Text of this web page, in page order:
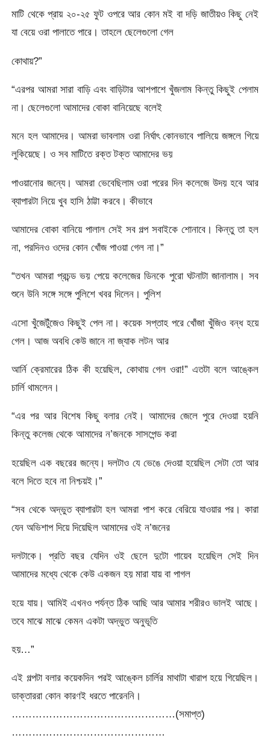
মাটি থেকে প্রায় ২০-২৫ ফুট ওপরে আর কোন মই বা দড়ি জাতীয়ও কিছু নেই
যা বেয়ে ওরা পালাতে পারে। তাহলে ছেলেগুলো গেল
কোথায়?”
“এরপর আমরা সারা বাড়ি এবং বাড়িটার আশপাশে খুঁজলাম কিন্তু কিছুই পেলাম
না। ছেলেগুলো আমাদের বোকা বানিয়েছে বলেই
মনে হল আমাদের। আমরা ভাবলাম ওরা নির্ঘাৎ কোনভাবে পালিয়ে জঙ্গলে গিয়ে
লুকিয়েছে। ও সব মাটিতে রক্ত টক্ত আমাদের ভয়
পাওয়ানোর জন্যে। আমরা ভেবেছিলাম ওরা পরের দিন কলেজে উদয় হবে আর
ব্যাপারটা নিয়ে খুব হাসি ঠাট্টা করবে। কীভাবে
আমাদের বোকা বানিয়ে পালাল সেই সব গল্প সবাইকে শোনাবে। কিন্তু তা হল
না, পরদিনও ওদের কোন খোঁজ পাওয়া গেল না।”
“তখন আমরা প্রচন্ড ভয় পেয়ে কলেজের ডিনকে পুরো ঘটনাটা জানালাম। সব
শুনে উনি সঙ্গে সঙ্গে পুলিশে খবর দিলেন। পুলিশ
এসো খুঁজেটুঁজেও কিছুই পেল না। কয়েক সপ্তাহ পরে খোঁজা খুঁজিও বন্ধ হয়ে
গেল। আজ অবধি কেউ জানে না জ্যাক লটন আর
আর্নি ক্রেমারের ঠিক কী হয়েছিল, কোথায় গেল ওরা!” এতটা বলে আঙ্কেল
চার্লি থামলেন।
“এর পর আর বিশেষ কিছু বলার নেই। আমাদের জেলে পুরে দেওয়া হয়নি
কিন্তু কলেজ থেকে আমাদের ন’জনকে সাসপেন্ড করা
হয়েছিল এক বছরের জন্যে। দলটাও যে ভেঙে দেওয়া হয়েছিল সেটা তো আর
বলে দিতে হবে না নিশ্চয়ই।”
“সব থেকে অদ্ভুত ব্যাপারটা হল আমরা পাশ করে বেরিয়ে যাওয়ার পর। কারা
যেন অভিশাপ দিয়ে দিয়েছিল আমাদের ওই ন’জনের
দলটাকে। প্রতি বছর যেদিন ওই ছেলে দুটো গায়েব হয়েছিল সেই দিন
আমাদের মধ্যে থেকে কেউ একজন হয় মারা যায় বা পাগল
হয়ে যায়। আমিই এখনও পর্যন্ত ঠিক আছি আর আমার শরীরও ভালই আছে।
তবে মাঝে মাঝে কেমন একটা অদ্ভুত অনুভূতি
হয়…”
এই গল্পটা বলার কয়েকদিন পরই আঙ্কেল চার্লির মাথাটা খারাপ হয়ে গিয়েছিল।
ডাক্তাররা কোন কারণই ধরতে পারেননি।
…………………………………………(সমাপ্ত)
………………………………………